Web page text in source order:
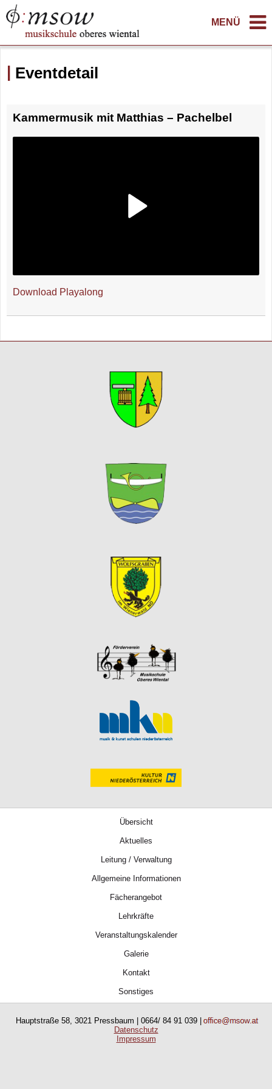
MENÜ
Eventdetail
Kammermusik mit Matthias – Pachelbel
Download Playalong
Übersicht
Aktuelles
Leitung / Verwaltung
Allgemeine Informationen
Fächerangebot
Lehrkräfte
Veranstaltungskalender
Galerie
Kontakt
Sonstiges
Hauptstraße 58, 3021 Pressbaum | 0664/ 84 91 039 |
Datenschutz
Impressum